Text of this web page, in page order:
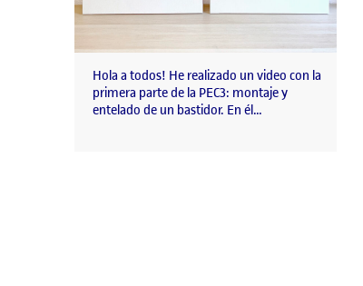
Hola a todos! He realizado un video con la
primera parte de la PEC3: montaje y
entelado de un bastidor. En él…